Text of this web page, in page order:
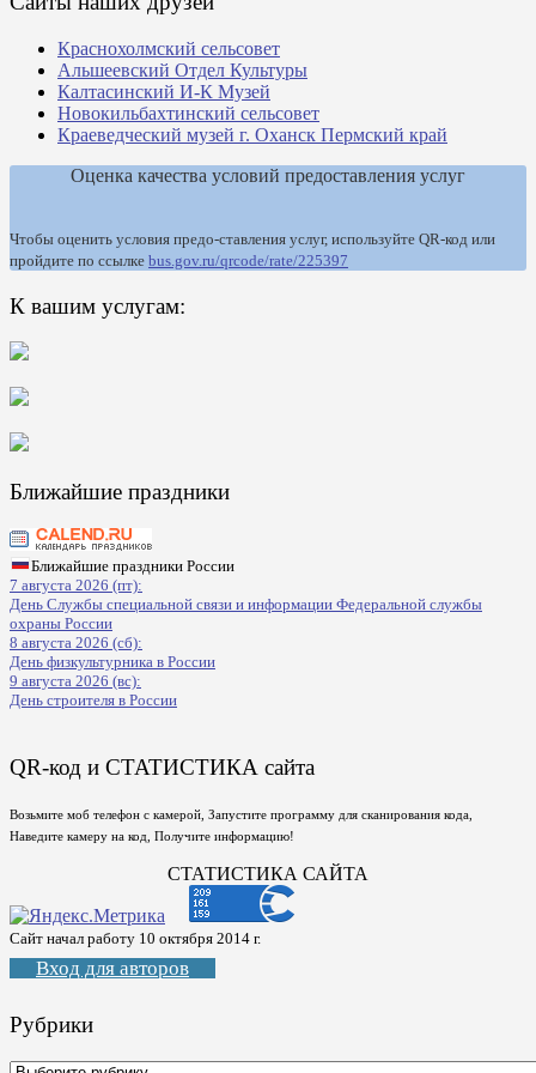
Краснохолмский сельсовет
Альшеевский Отдел Культуры
Калтасинский И-К Музей
Новокильбахтинский сельсовет
Краеведческий музей г. Оханск Пермский край
Оценка качества условий предоставления услуг
Чтобы оценить условия предо-ставления услуг, используйте QR-код или
пройдите по ссылке bus.gov.ru/qrcode/rate/225397
К вашим услугам:
Ближайшие праздники
Ближайшие праздники России
7 августа 2026 (пт):
День Службы специальной связи и информации Федеральной службы
охраны России
8 августа 2026 (сб):
День физкультурника в России
9 августа 2026 (вс):
День строителя в России
QR-код и СТАТИСТИКА сайта
Возьмите моб телефон с камерой, Запустите программу для сканирования кода,
Наведите камеру на код, Получите информацию!
СТАТИСТИКА САЙТА
Сайт начал работу 10 октября 2014 г.
Вход для авторов
Рубрики